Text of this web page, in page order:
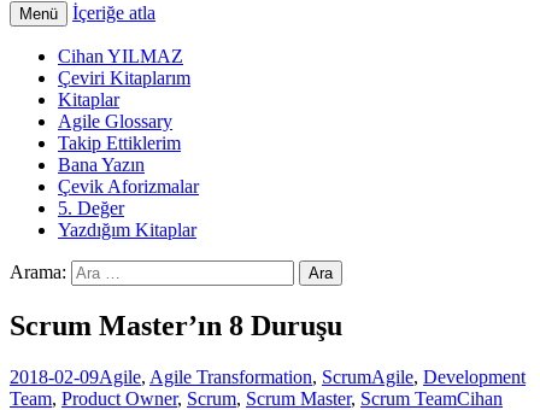
Menü İçeriğe atla
Cihan YILMAZ
Çeviri Kitaplarım
Kitaplar
Agile Glossary
Takip Ettiklerim
Bana Yazın
Çevik Aforizmalar
5. Değer
Yazdığım Kitaplar
Arama:
Scrum Master’ın 8 Duruşu
2018-02-09Agile, Agile Transformation, ScrumAgile, Development
Team, Product Owner, Scrum, Scrum Master, Scrum TeamCihan